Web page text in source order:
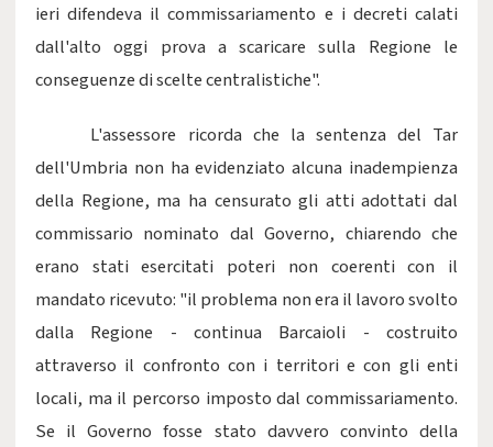
ieri difendeva il commissariamento e i decreti calati
dall'alto oggi prova a scaricare sulla Regione le
conseguenze di scelte centralistiche".
L'assessore ricorda che la sentenza del Tar
dell'Umbria non ha evidenziato alcuna inadempienza
della Regione, ma ha censurato gli atti adottati dal
commissario nominato dal Governo, chiarendo che
erano stati esercitati poteri non coerenti con il
mandato ricevuto: "il problema non era il lavoro svolto
dalla Regione - continua Barcaioli - costruito
attraverso il confronto con i territori e con gli enti
locali, ma il percorso imposto dal commissariamento.
Se il Governo fosse stato davvero convinto della